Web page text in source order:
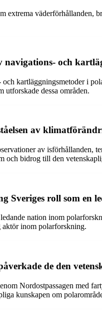
extrema
och
kartläggningsmetoder i
utforskade dessa områden.
av
av isförhållanden,
och bidrog till den
Sveriges roll som en
nation inom
aktör inom polarforskning.
de den
Nordostpassagen med
kunskapen om